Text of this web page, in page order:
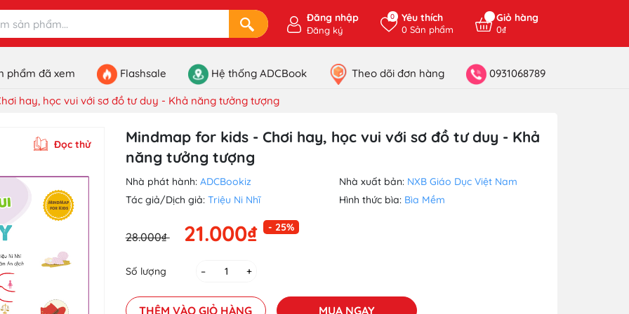
Đăng nhập
Đăng ký
0 Yêu thích
0Sản phẩm
Giỏ hàng
0₫
phẩm đã xem Flashsale Hệ thống ADCBook Theo dõi đơn hàng 0931068789
hay, học vui với sơ đồ tư duy - Khả năng tưởng tượng
Đọc thử
Mindmap for kids - Chơi hay, học vui với sơ đồ tư duy - Khả
năng tưởng tượng
Nhà phát hành: ADCBookiz Nhà xuất bản: NXB Giáo Dục Việt Nam
Tác giả/Dịch giả: Triệu Ni Nhĩ Hình thức bìa: Bìa Mềm
28.000₫ 21.000₫ - 25%
Số lượng – +
THÊM VÀO GIỎ HÀNG MUA NGAY